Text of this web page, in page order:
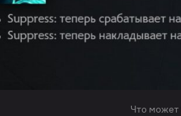
Что может